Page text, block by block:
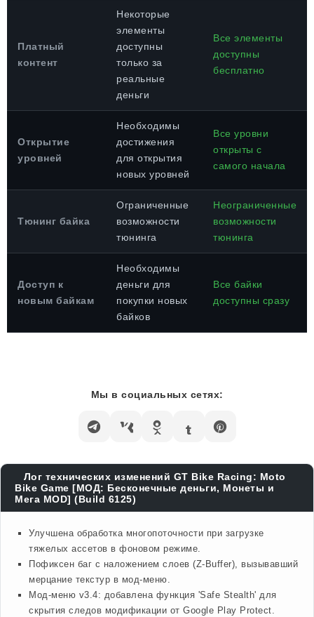
Платный
контент
Некоторые
элементы
доступны
только за
реальные
деньги
Все элементы
доступны
бесплатно
Открытие
уровней
Необходимы
достижения
для открытия
новых уровней
Все уровни
открыты с
самого начала
Тюнинг байка
Ограниченные
возможности
тюнинга
Неограниченные
возможности
тюнинга
Доступ к
новым байкам
Необходимы
деньги для
покупки новых
байков
Все байки
доступны сразу
Мы в социальных сетях:
Лог технических изменений GT Bike Racing: Moto
Bike Game [МОД: Бесконечные деньги, Монеты и
Мега MOD] (Build 6125)
Улучшена обработка многопоточности при загрузке
тяжелых ассетов в фоновом режиме.
Пофиксен баг с наложением слоев (Z-Buffer), вызывавший
мерцание текстур в мод-меню.
Мод-меню v3.4: добавлена функция 'Safe Stealth' для
скрытия следов модификации от Google Play Protect.